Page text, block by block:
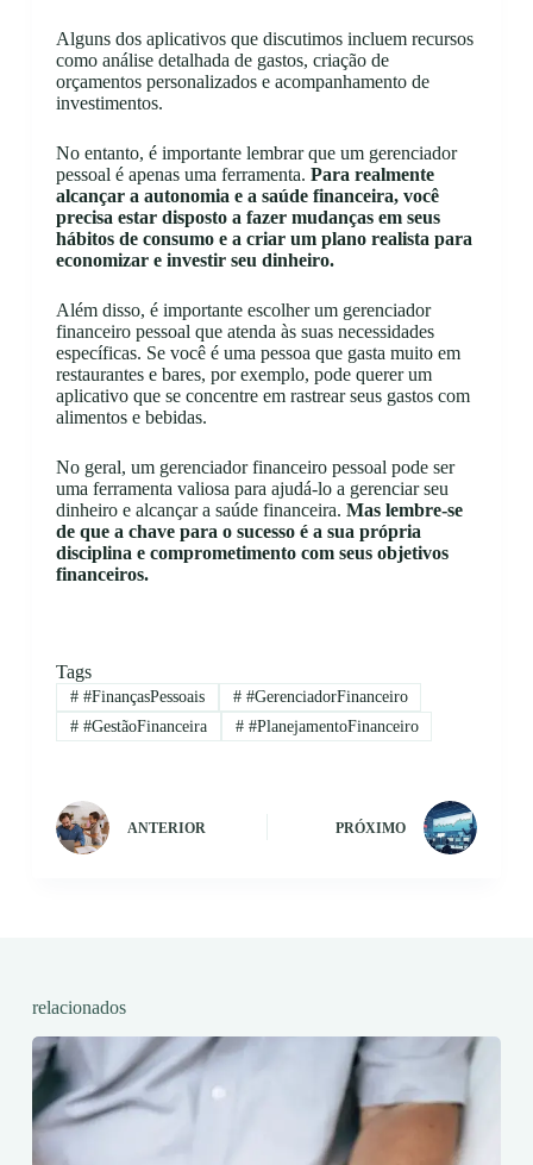
Alguns dos aplicativos que discutimos incluem recursos
como análise detalhada de gastos, criação de
orçamentos personalizados e acompanhamento de
investimentos.
No entanto, é importante lembrar que um gerenciador
pessoal é apenas uma ferramenta. Para realmente
alcançar a autonomia e a saúde financeira, você
precisa estar disposto a fazer mudanças em seus
hábitos de consumo e a criar um plano realista para
economizar e investir seu dinheiro.
Além disso, é importante escolher um gerenciador
financeiro pessoal que atenda às suas necessidades
específicas. Se você é uma pessoa que gasta muito em
restaurantes e bares, por exemplo, pode querer um
aplicativo que se concentre em rastrear seus gastos com
alimentos e bebidas.
No geral, um gerenciador financeiro pessoal pode ser
uma ferramenta valiosa para ajudá-lo a gerenciar seu
dinheiro e alcançar a saúde financeira. Mas lembre-se
de que a chave para o sucesso é a sua própria
disciplina e comprometimento com seus objetivos
financeiros.
Tags
##FinançasPessoais ##GerenciadorFinanceiro
##GestãoFinanceira ##PlanejamentoFinanceiro
ANTERIOR PRÓXIMO
relacionados